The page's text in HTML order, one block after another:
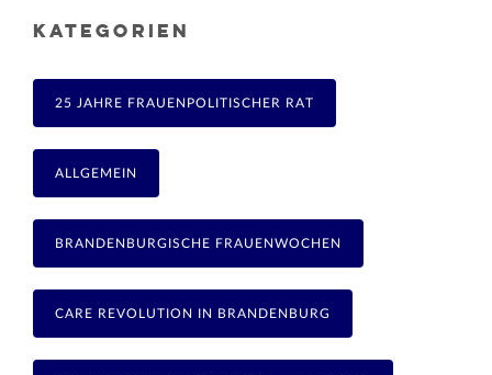
KATEGORIEN
25 JAHRE FRAUENPOLITISCHER RAT
ALLGEMEIN
BRANDENBURGISCHE FRAUENWOCHEN
CARE REVOLUTION IN BRANDENBURG